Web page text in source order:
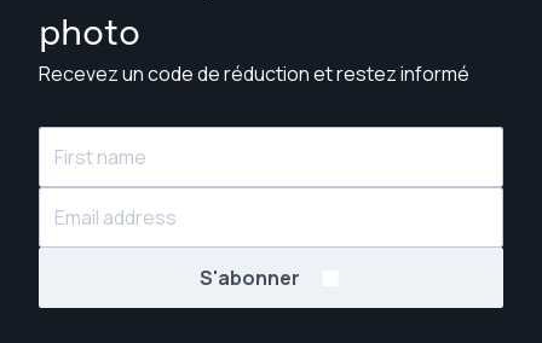
photo
Recevez un code de réduction et restez informé
S'abonner
© Snappr Inc. 2026, tous droits réservés.